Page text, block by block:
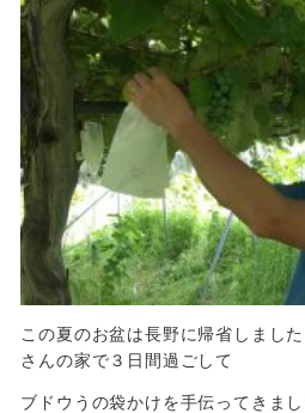
この夏のお盆は長野に帰省しまし
さんの家で３日間過ごして
ブドウうの袋かけを手伝ってきま